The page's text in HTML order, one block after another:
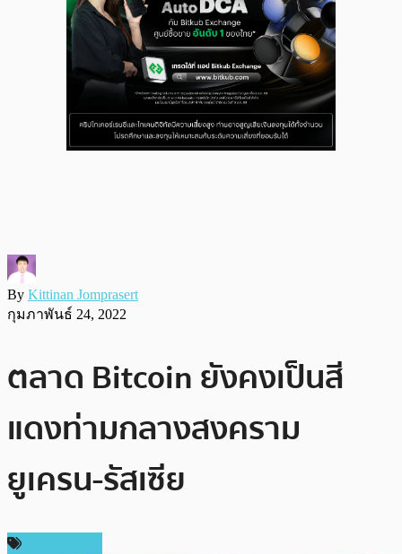
By Kittinan Jomprasert
กุมภาพันธ์ 24, 2022
ตลาด Bitcoin ยังคงเป็นสี
แดงท่ามกลางสงคราม
ยูเครน-รัสเซีย